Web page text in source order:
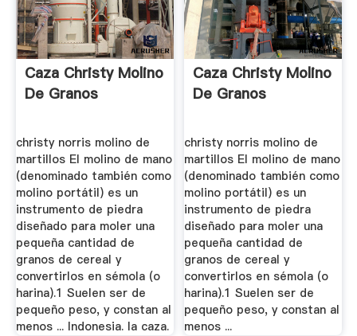
Caza Christy Molino
De Granos
christy norris molino de
martillos El molino de mano
(denominado también como
molino portátil) es un
instrumento de piedra
diseñado para moler una
pequeña cantidad de
granos de cereal y
convertirlos en sémola (o
harina).1 Suelen ser de
pequeño peso, y constan al
menos ... Indonesia. la caza.
Caza Christy Molino
De Granos
christy norris molino de
martillos El molino de mano
(denominado también como
molino portátil) es un
instrumento de piedra
diseñado para moler una
pequeña cantidad de
granos de cereal y
convertirlos en sémola (o
harina).1 Suelen ser de
pequeño peso, y constan al
menos ...